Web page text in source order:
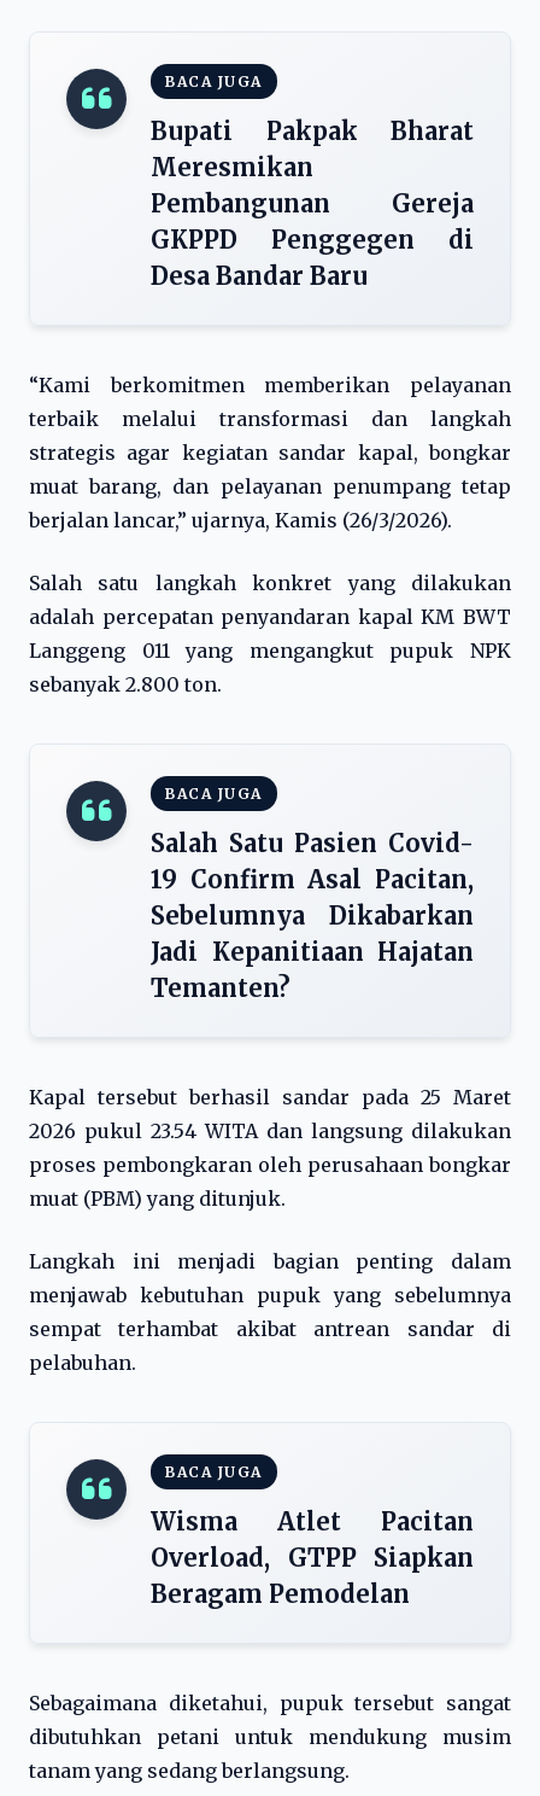
BACA JUGA
Bupati Pakpak Bharat
Meresmikan
Pembangunan Gereja
GKPPD Penggegen di
Desa Bandar Baru
“Kami berkomitmen memberikan pelayanan
terbaik melalui transformasi dan langkah
strategis agar kegiatan sandar kapal, bongkar
muat barang, dan pelayanan penumpang tetap
berjalan lancar,” ujarnya, Kamis (26/3/2026).
Salah satu langkah konkret yang dilakukan
adalah percepatan penyandaran kapal KM BWT
Langgeng 011 yang mengangkut pupuk NPK
sebanyak 2.800 ton.
BACA JUGA
Salah Satu Pasien Covid-
19 Confirm Asal Pacitan,
Sebelumnya Dikabarkan
Jadi Kepanitiaan Hajatan
Temanten?
Kapal tersebut berhasil sandar pada 25 Maret
2026 pukul 23.54 WITA dan langsung dilakukan
proses pembongkaran oleh perusahaan bongkar
muat (PBM) yang ditunjuk.
Langkah ini menjadi bagian penting dalam
menjawab kebutuhan pupuk yang sebelumnya
sempat terhambat akibat antrean sandar di
pelabuhan.
BACA JUGA
Wisma Atlet Pacitan
Overload, GTPP Siapkan
Beragam Pemodelan
Sebagaimana diketahui, pupuk tersebut sangat
dibutuhkan petani untuk mendukung musim
tanam yang sedang berlangsung.